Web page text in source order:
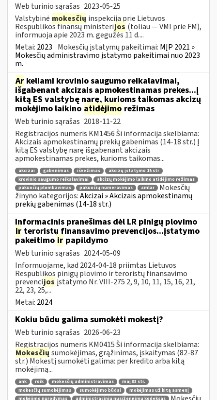
Web turinio sąrašas 2023-05-25
Valstybinė mokesčių inspekcija prie Lietuvos
Respublikos finansų ministerijos (toliau — VMI prie FM),
informuoja apie 2023 m. gegužės 11 d....
Metai: 2023 Mokesčių įstatymų pakeitimai: MĮP 2021 »
Mokesčių administravimo įstatymo pakeitimai nuo 2023
m.
Ar keliami krovinio saugumo reikalavimai,
išgabenant akcizais apmokestinamas prekes...į
kitą ES valstybę narę, kurioms taikomas akcizų
mokėjimo laikino atidėjimo režimas
Web turinio sąrašas 2018-11-22
Registracijos numeris KM1456 Ši informacija skelbiama:
Akcizais apmokestinamų prekių gabenimas (14-18 str.) Į
kitą ES valstybę narę išgabenant akcizais
apmokestinamas prekes, kurioms taikomas...
akcizai gabenimas išvežimas
akcizų įstatymo 15 str
krovinio saugumo reikalavimai
akcizų mokėjimo laikino atidėjimo režimas
pakuočių plombavimas
pakuočių numeravimas amlar
Mokesčių
žinyno kategorijos:Akcizai » Akcizais apmokestinamų
prekių gabenimas (14-18 str.)
Informacinis pranešimas dėl LR pinigų plovimo
ir teroristų finansavimo prevencijos...įstatymo
pakeitimo ir papildymo
Web turinio sąrašas 2024-05-09
Informuojame, kad 2024-04-18 priimtas Lietuvos
Respublikos pinigų plovimo ir teroristų finansavimo
prevencijos įstatymo Nr. VIII-275 2, 9, 10, 11, 15, 16, 21,
22, 23, 25,...
Metai: 2024
Kokiu būdu galima sumokėti mokestį?
Web turinio sąrašas 2026-06-23
Registracijos numeris KM0415 Ši informacija skelbiama:
Mokesčių sumokėjimas, grąžinimas, įskaitymas (82-87
str.) Mokestį sumokėti galima: per kredito arba kitą
mokėjimą...
ank roik mokesčių administravimas
maį 83 str.
mokesčių sumokėjimas
sumokėjimo būdai
mokėjimas už kitą asmenį